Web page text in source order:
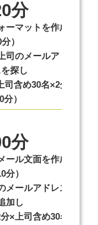
分
ーマットを作成
分）
司のメールアド
探し
含め30名×2分
分）
分
ール文面を作成
分）
メールアドレス
加し
×上司含め30名